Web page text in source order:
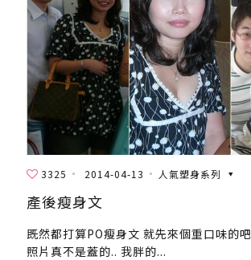
3325 2014-04-13 人氣塑身系列
產後瘦身文
既然都打算PO瘦身文 就先來個重口味的
照片真不是蓋的.. 我胖的...